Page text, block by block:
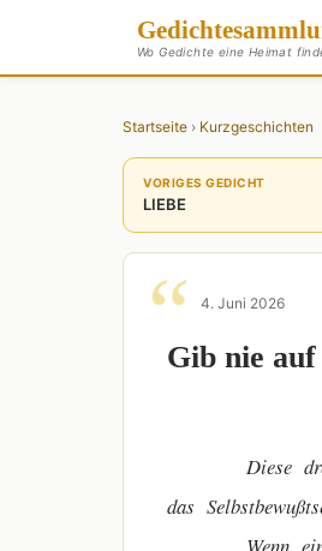
Gedichte
Wo Gedichte eine Heimat
Startseite › Kurzgeschichten
VORIGES GEDICHT
LIEBE
4. Juni 2026
Gib nie auf
Diese drei
das